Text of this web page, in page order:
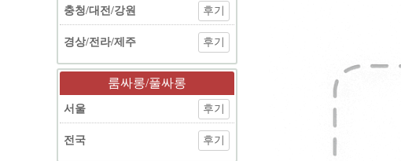
충청/대전/강원 후기
경상/전라/제주 후기
룸싸롱/풀싸롱
서울 후기
전국 후기